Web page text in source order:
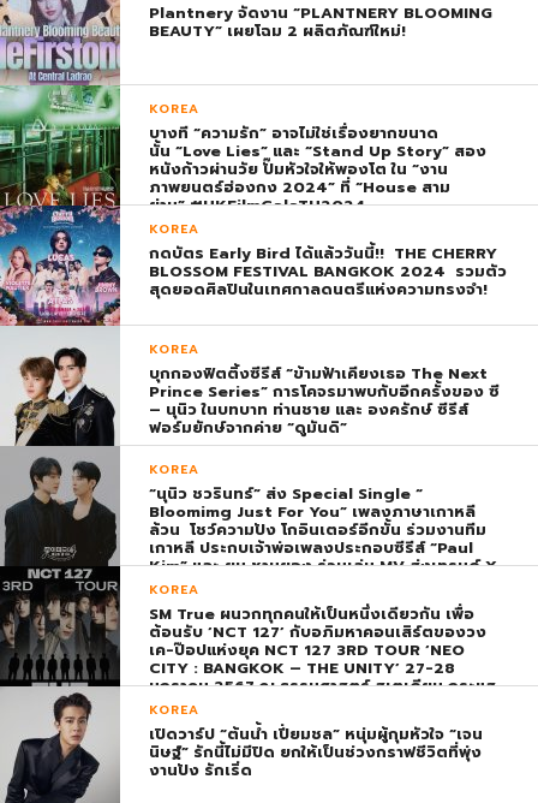
Plantnery จัดงาน “PLANTNERY BLOOMING
BEAUTY” เผยโฉม 2 ผลิตภัณฑ์ใหม่!
KOREA
บางที “ความรัก” อาจไม่ใช่เรื่องยากขนาด
นั้น “Love Lies” และ “Stand Up Story” สอง
หนังก้าวผ่านวัย ปั๊มหัวใจให้พองโต ใน “งาน
ภาพยนตร์ฮ่องกง 2024” ที่ “House สาม
ย่าน” #HKFilmGalaTH2024
KOREA
กดบัตร Early Bird ได้แล้ววันนี้!! THE CHERRY
BLOSSOM FESTIVAL BANGKOK 2024 รวมตัว
สุดยอดศิลปินในเทศกาลดนตรีแห่งความทรงจำ!
KOREA
บุกกองฟิตติ้งซีรีส์ “ข้ามฟ้าเคียงเธอ The Next
Prince Series” การโคจรมาพบกับอีกครั้งของ ซี
– นุนิว ในบทบาท ท่านชาย และ องครักษ์ ซีรีส์
ฟอร์มยักษ์จากค่าย “ดูมันดิ”
KOREA
“นุนิว ชวรินทร์” ส่ง Special Single “
Bloomimg Just For You” เพลงภาษาเกาหลี
ล้วน โชว์ความปัง โกอินเตอร์อีกขั้น ร่วมงานทีม
เกาหลี ประกบเจ้าพ่อเพลงประกอบซีรีส์ “Paul
Kim” และ ยุน ชานยอง ร่วมเล่น MV ส่งเทรนด์ X
พุ่ง ติดอันดับ 1 โลก
KOREA
SM True ผนวกทุกคนให้เป็นหนึ่งเดียวกัน เพื่อ
ต้อนรับ ‘NCT 127’ กับอภิมหาคอนเสิร์ตของวง
เค-ป๊อปแห่งยุค NCT 127 3RD TOUR ‘NEO
CITY : BANGKOK – THE UNITY’ 27-28
มกราคม 2567 ณ ธรรมศาสตร์ สเตเดียม กระแส
ตอบรับยิ่งใหญ่สมการรอคอย บัตร SOLD OUT
ทุกที่นั่งทันทีที่เปิดจำหน่าย !
KOREA
เปิดวาร์ป “ต้นน้ำ เปี่ยมชล” หนุ่มผู้กุมหัวใจ “เจน
นิษฐ์” รักนี้ไม่มีปิด ยกให้เป็นช่วงกราฟชีวิตที่พุ่ง
งานปัง รักเริ่ด